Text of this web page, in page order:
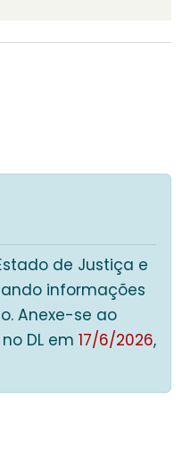
de Justiça e
informações
Anexe-se ao
DL em 17/6/2026,